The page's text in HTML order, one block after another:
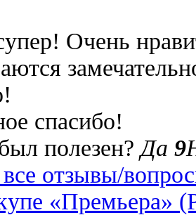
Очень
спасибо!
полезен?Да 9
отзывы/
«Премьера»